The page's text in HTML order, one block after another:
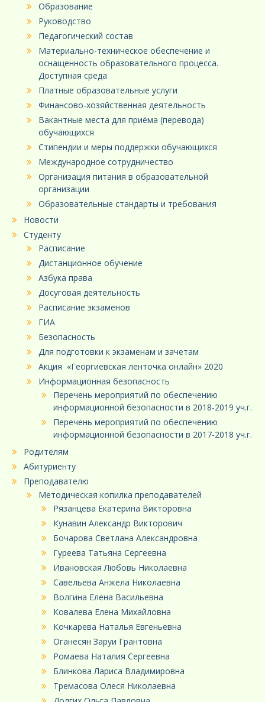
Образование
Руководство
Педагогический состав
Материально-техническое обеспечение и
оснащенность образовательного процесса.
Доступная среда
Платные образовательные услуги
Финансово-хозяйственная деятельность
Вакантные места для приёма (перевода)
обучающихся
Стипендии и меры поддержки обучающихся
Международное сотрудничество
Организация питания в образовательной
организации
Образовательные стандарты и требования
Новости
Студенту
Расписание
Дистанционное обучение
Азбука права
Досуговая деятельность
Расписание экзаменов
ГИА
Безопасность
Для подготовки к экзаменам и зачетам
Акция «Георгиевская ленточка онлайн» 2020
Информационная безопасность
Перечень мероприятий по обеспечению
информационной безопасности в 2018-2019 уч.г.
Перечень мероприятий по обеспечению
информационной безопасности в 2017-2018 уч.г.
Родителям
Абитуриенту
Преподавателю
Методическая копилка преподавателей
Рязанцева Екатерина Викторовна
Кунавин Александр Викторович
Бочарова Светлана Александровна
Гуреева Татьяна Сергеевна
Ивановская Любовь Николаевна
Савельева Анжела Николаевна
Волгина Елена Васильевна
Ковалева Елена Михайловна
Кочкарева Наталья Евгеньевна
Оганесян Заруи Грантовна
Ромаева Наталия Сергеевна
Блинкова Лариса Владимировна
Тремасова Олеся Николаевна